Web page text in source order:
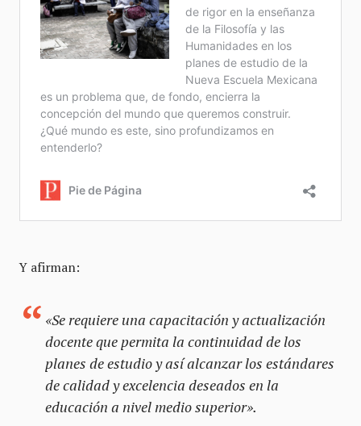
Y afirman:
«Se requiere una capacitación y actualización
docente que permita la continuidad de los
planes de estudio y así alcanzar los estándares
de calidad y excelencia deseados en la
educación a nivel medio superior».